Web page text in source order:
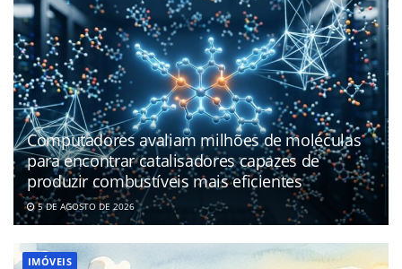
Computadores avaliam milhões de moléculas
para encontrar catalisadores capazes de
produzir combustíveis mais eficientes
5 DE AGOSTO DE 2026
IMÓVEIS